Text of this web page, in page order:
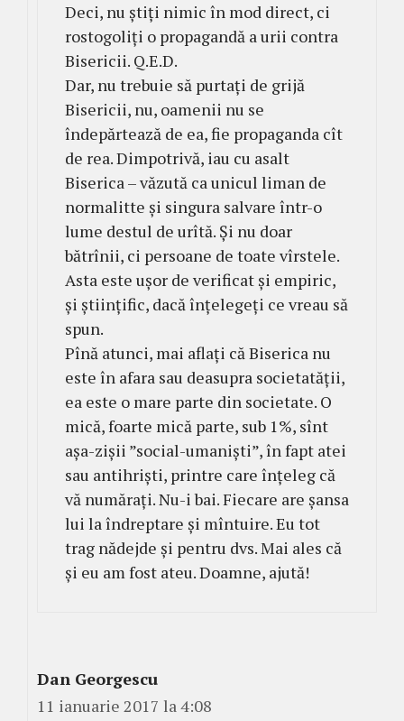
Deci, nu știți nimic în mod direct, ci
rostogoliți o propagandă a urii contra
Bisericii. Q.E.D.
Dar, nu trebuie să purtați de grijă
Bisericii, nu, oamenii nu se
îndepărtează de ea, fie propaganda cît
de rea. Dimpotrivă, iau cu asalt
Biserica – văzută ca unicul liman de
normalitte și singura salvare într-o
lume destul de urîtă. Și nu doar
bătrînii, ci persoane de toate vîrstele.
Asta este ușor de verificat și empiric,
și științific, dacă înțelegeți ce vreau să
spun.
Pînă atunci, mai aflați că Biserica nu
este în afara sau deasupra societatății,
ea este o mare parte din societate. O
mică, foarte mică parte, sub 1%, sînt
așa-zișii ”social-umaniști”, în fapt atei
sau antihriști, printre care înțeleg că
vă numărați. Nu-i bai. Fiecare are șansa
lui la îndreptare și mîntuire. Eu tot
trag nădejde și pentru dvs. Mai ales că
și eu am fost ateu. Doamne, ajută!
Dan Georgescu
11 ianuarie 2017 la 4:08